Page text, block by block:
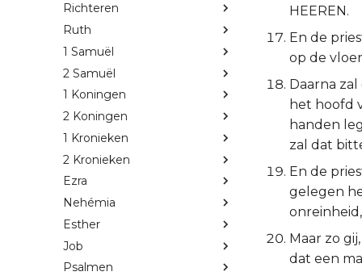
Richteren
Ruth
1 Samuël
2 Samuël
1 Koningen
2 Koningen
1 Kronieken
2 Kronieken
Ezra
Nehémia
Esther
Job
Psalmen
HEEREN.
En de
op de
Daarna
het hoofd
handen
zal dat
En de
gelegen
Maar zo
dat een